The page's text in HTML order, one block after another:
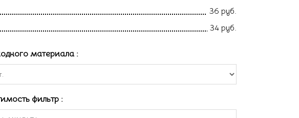
36 руб.
34 руб.
материала:
фильтр :